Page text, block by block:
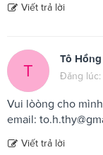
Viết trả lời
T
Tô
Đăng lúc:
Vui lòòng cho
email:
Viết trả lời